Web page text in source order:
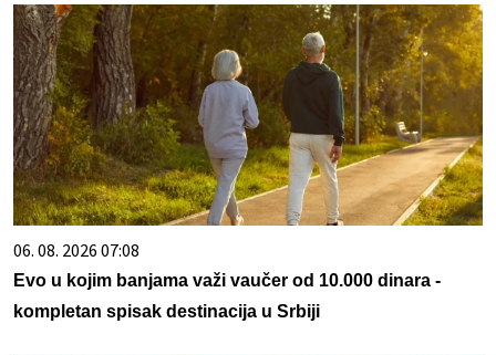
06. 08. 2026 07:08
Evo u kojim banjama važi vaučer od 10.000 dinara -
kompletan spisak destinacija u Srbiji